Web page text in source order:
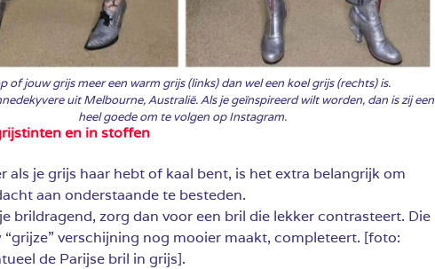
of jouw grijs meer een warm grijs (links) dan wel een koel grijs (rechts) is.
uit Melbourne, Australië. Als je geïnspireerd wilt worden, dan is zij een
heel goede om te volgen op Instagram.
en in stoffen
als je grijs haar hebt of kaal bent, is het extra belangrijk om
aan onderstaande te besteden.
brildragend, zorg dan voor een bril die lekker contrasteert. Die
“grijze” verschijning nog mooier maakt, completeert. [foto:
de Parijse bril in grijs].